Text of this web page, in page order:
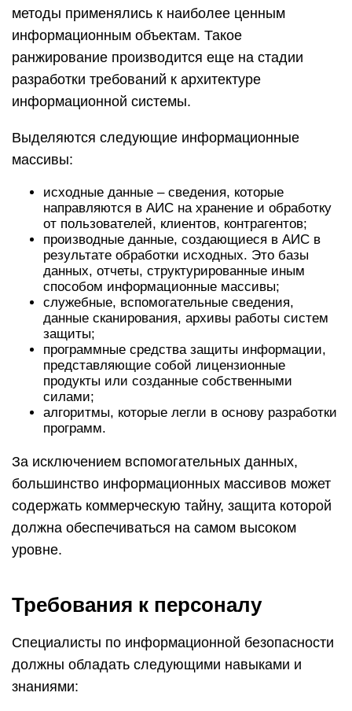
методы применялись к наиболее ценным
информационным объектам. Такое
ранжирование производится еще на стадии
разработки требований к архитектуре
информационной системы.
Выделяются следующие информационные
массивы:
исходные данные – сведения, которые
направляются в АИС на хранение и обработку
от пользователей, клиентов, контрагентов;
производные данные, создающиеся в АИС в
результате обработки исходных. Это базы
данных, отчеты, структурированные иным
способом информационные массивы;
служебные, вспомогательные сведения,
данные сканирования, архивы работы систем
защиты;
программные средства защиты информации,
представляющие собой лицензионные
продукты или созданные собственными
силами;
алгоритмы, которые легли в основу разработки
программ.
За исключением вспомогательных данных,
большинство информационных массивов может
содержать коммерческую тайну, защита которой
должна обеспечиваться на самом высоком
уровне.
Требования к персоналу
Специалисты по информационной безопасности
должны обладать следующими навыками и
знаниями: